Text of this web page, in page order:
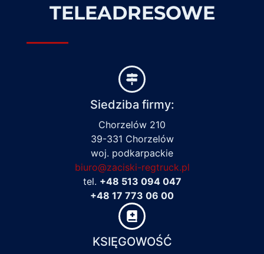
TELEADRESOWE
Siedziba firmy:
Chorzelów 210
39-331 Chorzelów
woj. podkarpackie
biuro@zaciski-regtruck.pl
tel. +48 513 094 047
+48 17 773 06 00
KSIĘGOWOŚĆ